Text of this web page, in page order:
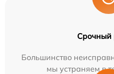
Срочный
Большинство
мы устраняем в